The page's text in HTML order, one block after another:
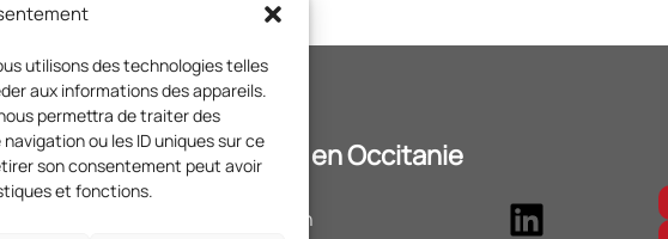
utilisons des technologies telles
aux informations des appareils.
permettra de traiter des
ou les ID uniques sur ce
son consentement peut avoir
et fonctions.
Territoires et Citoyens en Occitanie
s/c de la FD MJC 31
153 Chemin de la Salade Ponsan
LinkedIn